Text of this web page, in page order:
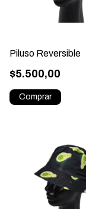
Piluso Reversible
$5.500,00